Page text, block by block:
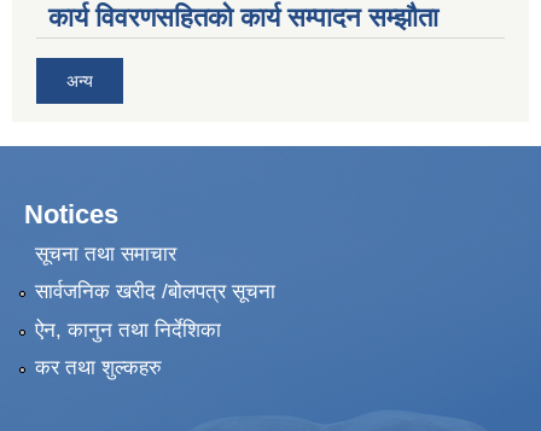
कार्य विवरणसहितको कार्य सम्पादन सम्झौता
अन्य
Notices
सूचना तथा समाचार
सार्वजनिक खरीद /बोलपत्र सूचना
ऐन, कानुन तथा निर्देशिका
कर तथा शुल्कहरु